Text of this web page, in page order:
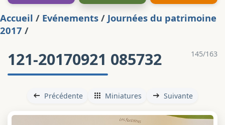
Accueil / Evénements / Journées du patrimoine
2017 /
145/163
121-20170921 085732
Précédente Miniatures Suivante